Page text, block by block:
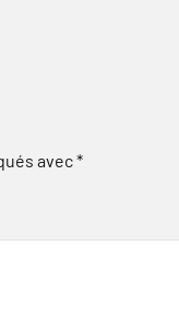
avec*